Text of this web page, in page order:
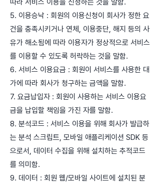
따라 서비스 이용을 신청하는 것을 말함.
5. 이용승낙 : 회원의 이용신청이 회사가 정한 요
건을 충족시키거나 연체, 이용중단, 해지 등의 사
유가 해소됨에 따라 이용자가 정상적으로 서비스
를 이용할 수 있도록 허락하는 것을 말함.
6. 서비스 이용요금 : 회원이 서비스를 사용한 대
가에 따라 회사가 청구하는 금액을 말함.
7. 요금납입자 : 회원이 사용하는 서비스 이용요
금을 납입할 책임을 가진 자를 말함.
8. 분석코드 : 서비스 이용을 위해 회사가 발급하
는 분석 스크립트, 모바일 애플리케이션 SDK 등
으로서, 데이터 수집을 위해 설치하는 추적코드
를 의미함.
9. 데이터 : 회원 웹/모바일 사이트에 설치된 분